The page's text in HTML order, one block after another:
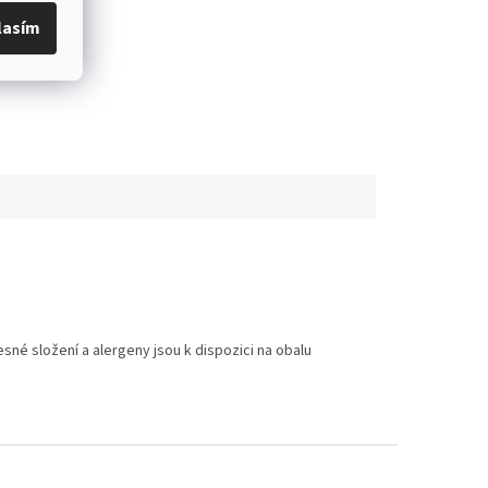
složení a alergeny jsou k dispozici na obalu